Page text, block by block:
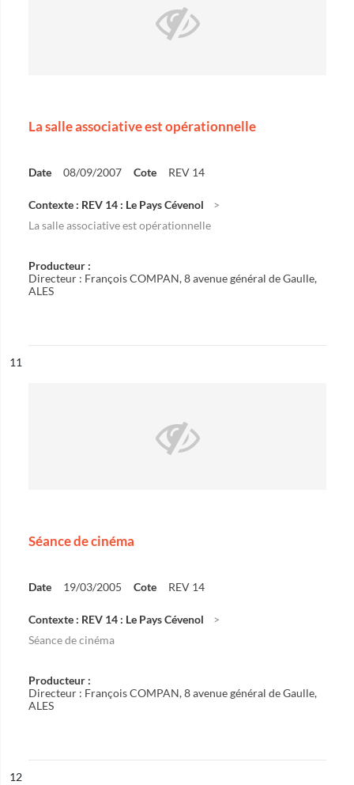
La salle associative est opérationnelle
Date 08/09/2007 Cote REV 14
Contexte : REV 14 : Le Pays Cévenol
La salle associative est opérationnelle
Producteur :
Directeur : François COMPAN, 8 avenue général de Gaulle,
ALES
n°
11
Séance de cinéma
Date 19/03/2005 Cote REV 14
Contexte : REV 14 : Le Pays Cévenol
Séance de cinéma
Producteur :
Directeur : François COMPAN, 8 avenue général de Gaulle,
ALES
n°
12